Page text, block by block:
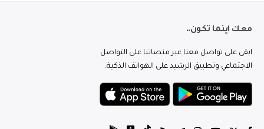
معك اينما تكون..
ابقى على تواصل معنا عبر منصاتنا على التواصل
الاجتماعي وتطبيق الرشيد على الهواتف الذكية.